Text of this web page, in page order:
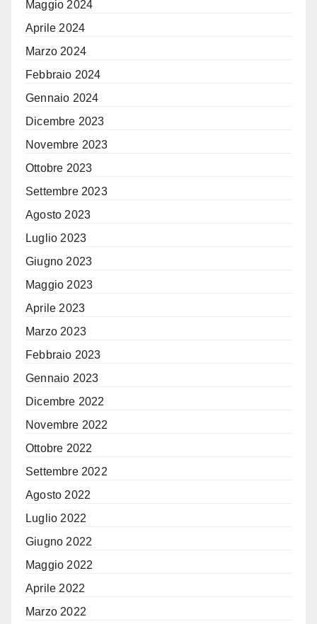
Maggio 2024
Aprile 2024
Marzo 2024
Febbraio 2024
Gennaio 2024
Dicembre 2023
Novembre 2023
Ottobre 2023
Settembre 2023
Agosto 2023
Luglio 2023
Giugno 2023
Maggio 2023
Aprile 2023
Marzo 2023
Febbraio 2023
Gennaio 2023
Dicembre 2022
Novembre 2022
Ottobre 2022
Settembre 2022
Agosto 2022
Luglio 2022
Giugno 2022
Maggio 2022
Aprile 2022
Marzo 2022